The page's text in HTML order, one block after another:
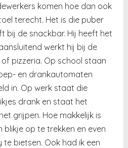
komen hoe dan ook
terecht. Het is die puber
bij de snackbar. Hij heeft het
werkt hij bij de
pizzeria. Op school staan
en drankautomaten
in. Op werk staat die
drank en staat het
grijpen. Hoe makkelijk is
blikje op te trekken en even
bietsen. Ook had ik een